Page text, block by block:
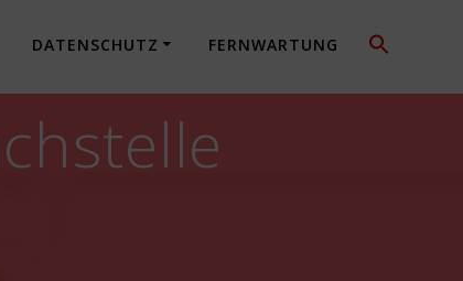
DATENSCHUTZ FERNWARTUNG